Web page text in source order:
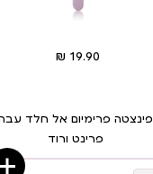
פינצטה פרימיום אל חלד
פרינט ורוד